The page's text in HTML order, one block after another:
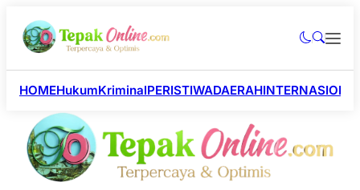
HOMEHukumKriminalPERISTIWADAERAH